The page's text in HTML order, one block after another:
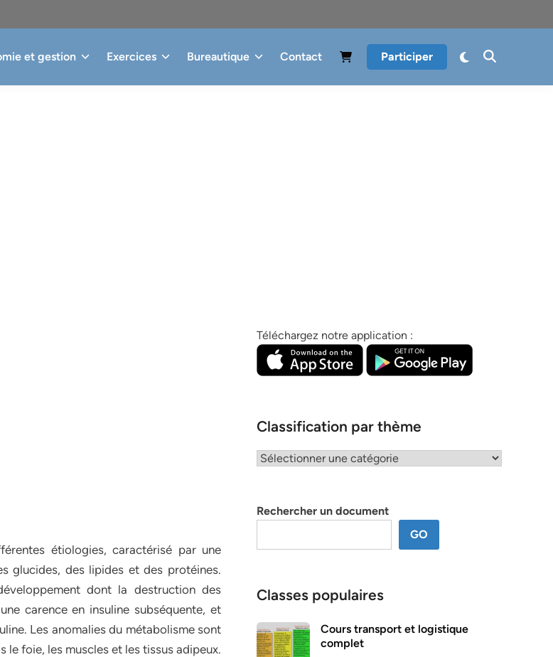
et gestion Exercices Bureautique Contact Participer
étiologies, caractérisé par une
glucides, des lipides et des protéines.
dont la destruction des
carence en insuline subséquente, et
Les anomalies du métabolisme sont
le foie, les muscles et les tissus adipeux.
Téléchargez notre application :
Classification par thème
Classification
Rechercher un document
GO
Classes populaires
Cours transport et logistique
complet